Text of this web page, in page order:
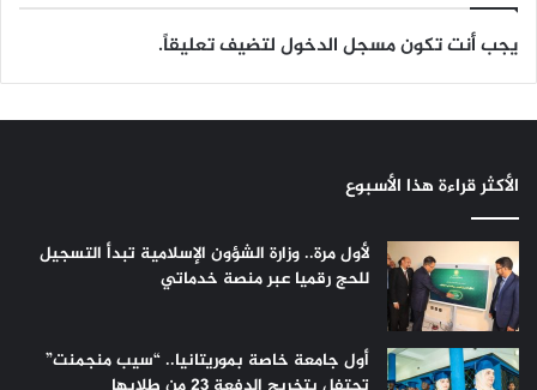
يجب أنت تكونمسجل الدخوللتضيف تعليقاً.
الأكثر قراءة هذا الأسبوع
لأول مرة.. وزارة الشؤون الإسلامية تبدأ التسجيل
للحج رقميا عبر منصة خدماتي
أول جامعة خاصة بموريتانيا.. “سيب منجمنت”